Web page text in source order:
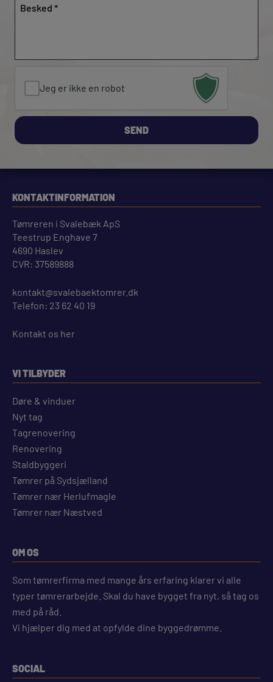
Besked
Jeg er ikke en robot
KONTAKTINFORMATION
Tømreren i Svalebæk ApS
Teestrup Enghave 7
4690 Haslev
CVR: 37589888
kontakt@svalebaektomrer.dk
Telefon: 23 62 40 19
Kontakt os her
VI TILBYDER
Døre & vinduer
Nyt tag
Tagrenovering
Renovering
Staldbyggeri
Tømrer på Sydsjælland
Tømrer nær Herlufmagle
Tømrer nær Næstved
OM OS
Som tømrerfirma med mange års erfaring klarer vi alle
typer tømrerarbejde. Skal du have bygget fra nyt, så tag os
med på råd.
Vi hjælper dig med at opfylde dine byggedrømme.
SOCIAL